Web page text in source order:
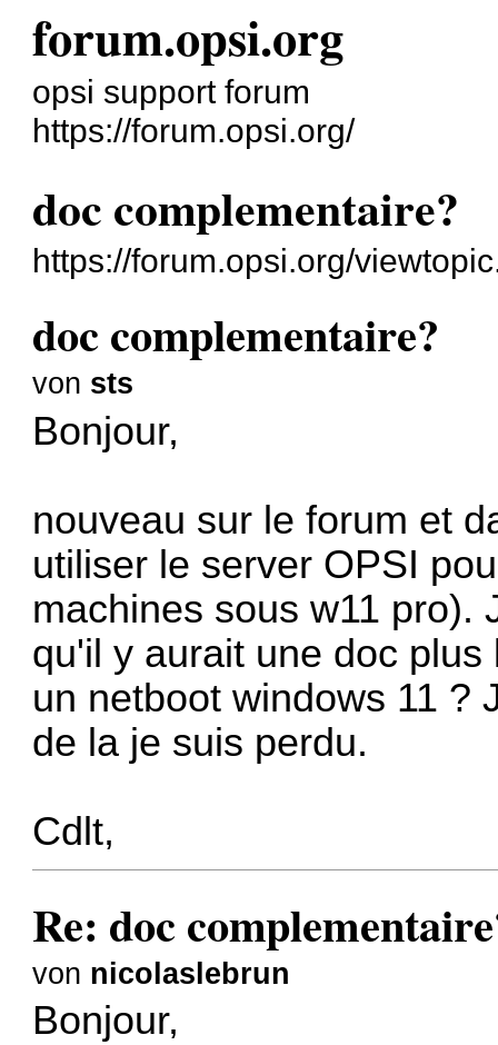
forum.opsi.org
opsi support forum
https://forum.opsi.org/
doc complementaire?
https://forum.opsi.org/
doc complementaire?
von sts
Bonjour,
nouveau sur le forum et
utiliser le server OPSI
machines sous w11 pro).
qu'il y aurait une doc
un netboot windows 11 ?
de la je suis perdu.
Cdlt,
Re: doc
von nicolaslebrun
Bonjour,